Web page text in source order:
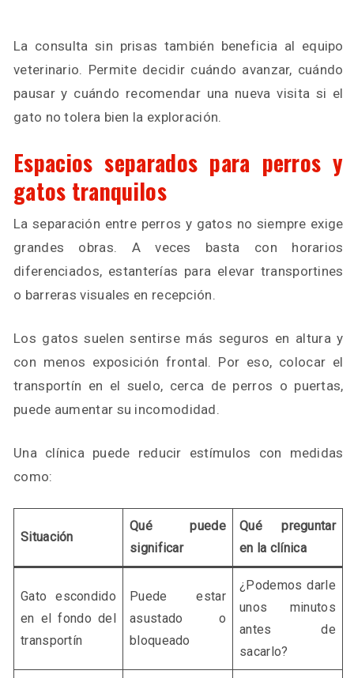
La consulta sin prisas también beneficia al equipo
veterinario. Permite decidir cuándo avanzar, cuándo
pausar y cuándo recomendar una nueva visita si el
gato no tolera bien la exploración.
Espacios separados para perros y
gatos tranquilos
La separación entre perros y gatos no siempre exige
grandes obras. A veces basta con horarios
diferenciados, estanterías para elevar transportines
o barreras visuales en recepción.
Los gatos suelen sentirse más seguros en altura y
con menos exposición frontal. Por eso, colocar el
transportín en el suelo, cerca de perros o puertas,
puede aumentar su incomodidad.
Una clínica puede reducir estímulos con medidas
como:
Situación
Qué puede
significar
Qué preguntar
en la clínica
Gato escondido
en el fondo del
transportín
Puede estar
asustado o
bloqueado
¿Podemos darle
unos minutos
antes de
sacarlo?